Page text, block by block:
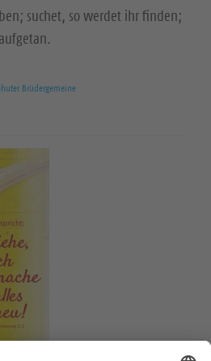
suchet, so werdet ihr finden;
Brüdergemeine